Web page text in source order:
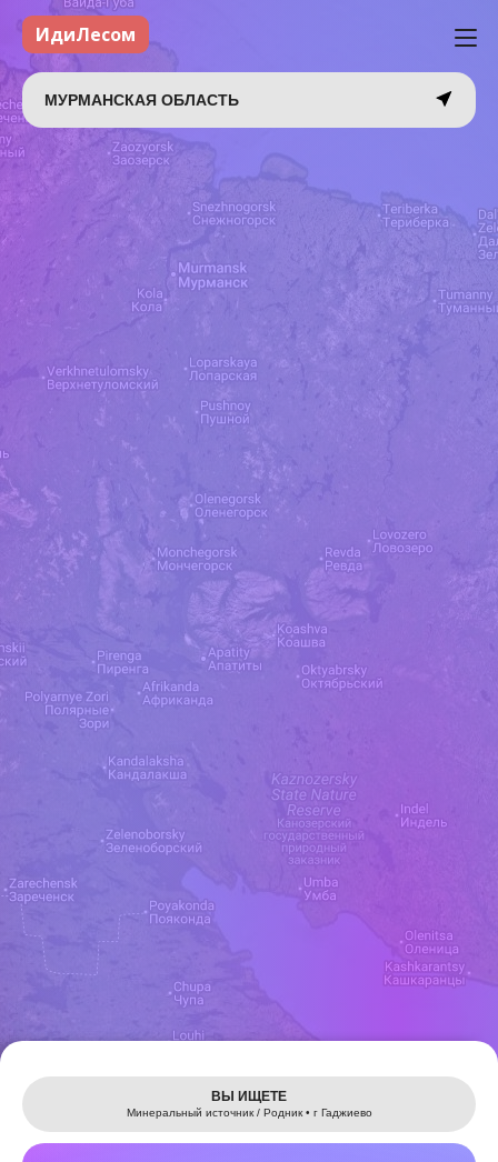
Leaflet
ИдиЛесом
МУРМАНСКАЯ ОБЛАСТЬ
ВЫ ИЩЕТЕ
Минеральный источник / Родник • г Гаджиево